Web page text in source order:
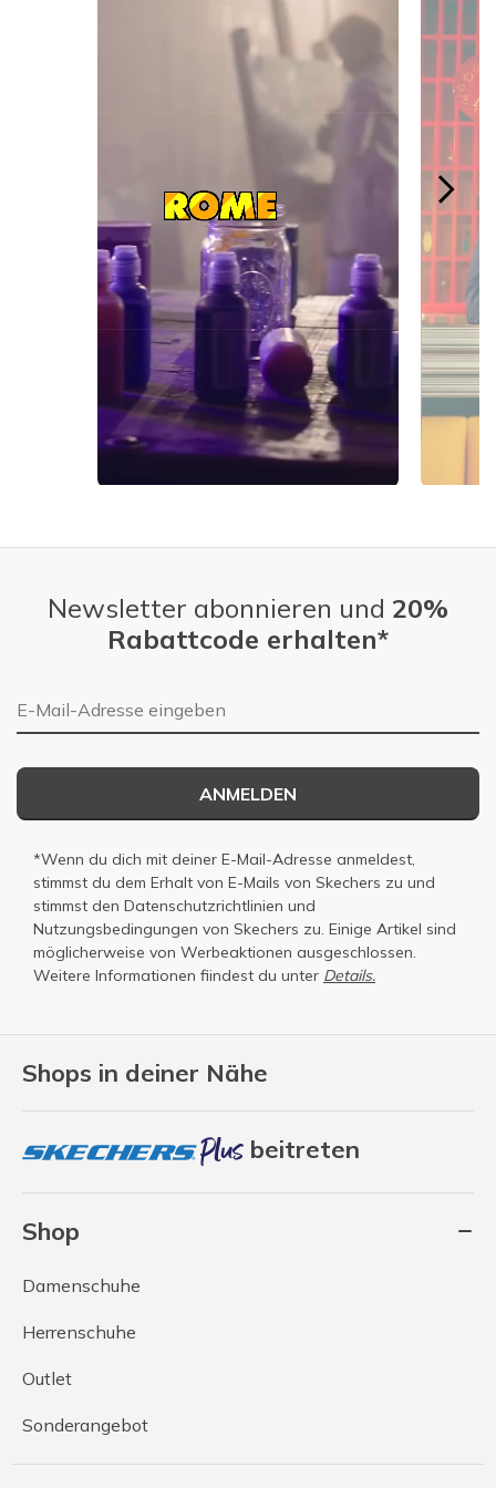
Shops in deiner Nähe
beitreten
Shop
Damenschuhe
Herrenschuhe
Outlet
Sonderangebot
Newsletter abonnieren und 20%
Rabattcode erhalten*
E-Mail-Adresse
ANMELDEN
*Wenn du dich mit deiner E-Mail-Adresse anmeldest,
stimmst du dem Erhalt von E-Mails von Skechers zu und
stimmst den Datenschutzrichtlinien und
Nutzungsbedingungen von Skechers zu. Einige Artikel sind
möglicherweise von Werbeaktionen ausgeschlossen.
Weitere Informationen fiindest du unter Details.